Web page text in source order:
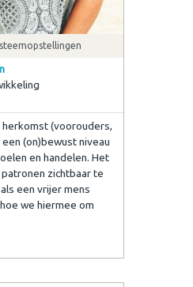
(voorouders,
(on)bewust niveau
en handelen. Het
zichtbaar te
een vrijer mens
we hiermee om